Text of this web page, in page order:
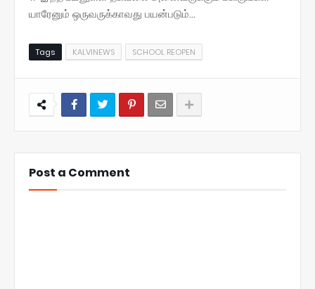
யாரேனும் ஒருவருக்காவது பயன்படும்...
Tags KALVINEWS SCHOOL REOPEN
Post a Comment